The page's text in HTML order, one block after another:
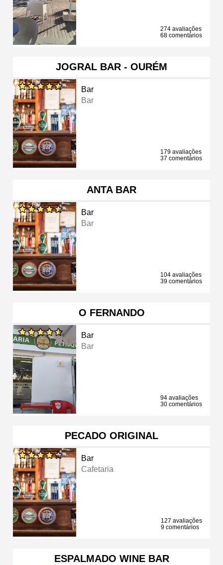
274 avaliações
68 comentários
JOGRAL BAR - OURÉM
Bar
Bar
179 avaliações
37 comentários
ANTA BAR
Bar
Bar
104 avaliações
39 comentários
O FERNANDO
Bar
Bar
94 avaliações
30 comentários
PECADO ORIGINAL
Bar
Cafetaria
127 avaliações
9 comentários
ESPALMADO WINE BAR